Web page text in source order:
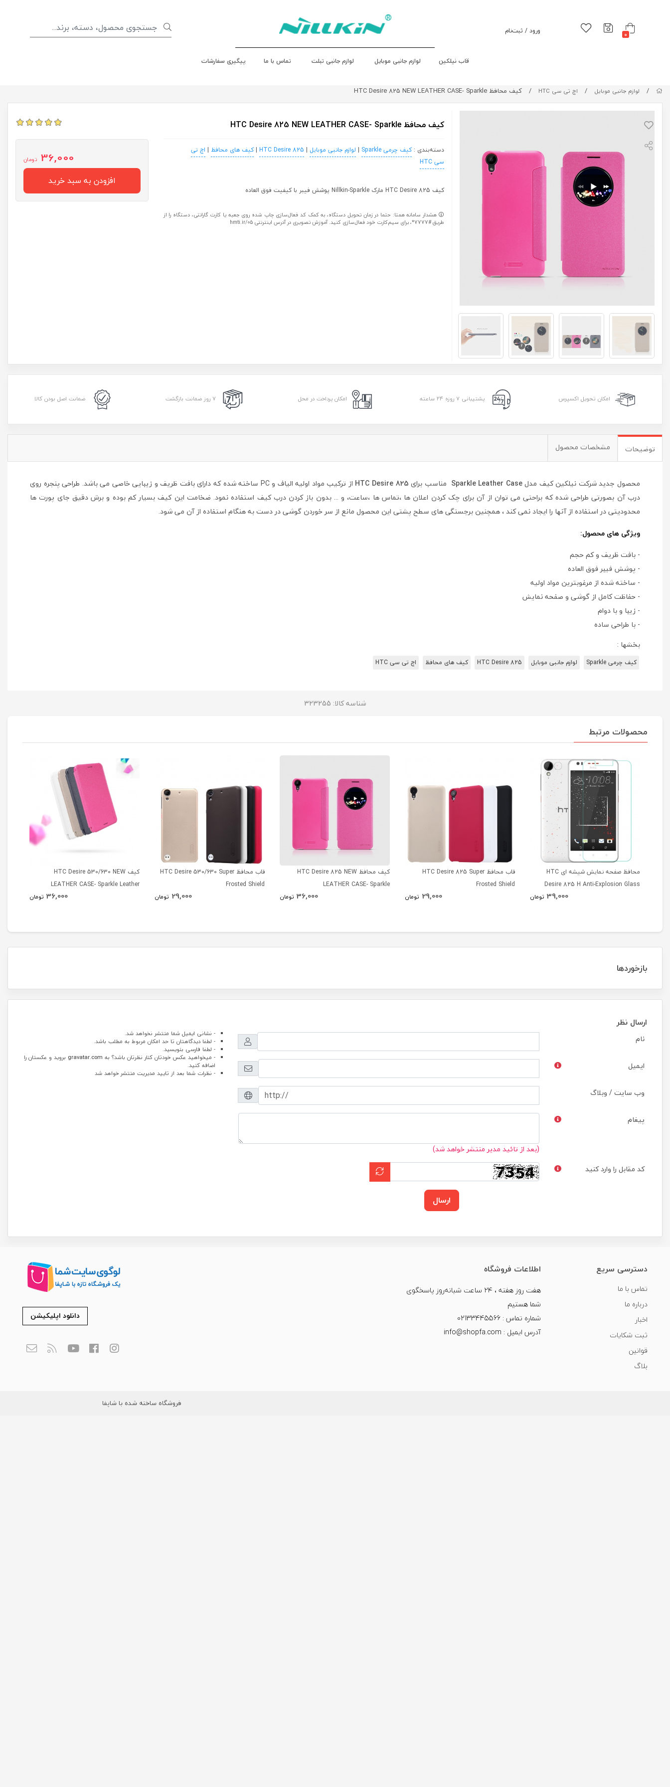
0 ورود / ثبت‌نام
قاب نیلکین لوازم جانبی موبایل لوازم جانبی تبلت تماس با ما پیگیری سفارشات
/ لوازم جانبی موبایل / اچ تی سی HTC / کیف محافظ HTC Desire 825 NEW LEATHER CASE- Sparkle
کیف محافظ HTC Desire 825 NEW LEATHER CASE- Sparkle
دسته‌بندی :کیف چرمی Sparkle | لوازم جانبی موبایل |
HTC Desire 825
|کیف های محافظ | اچ تی
سی HTC
کیف HTC Desire 825 مارک Nillkin-Sparkle پوشش فیبر با کیفیت فوق العاده
هشدار سامانه همتا: حتما در زمان تحویل دستگاه، به کمک کد فعال‌سازی چاپ شده روی جعبه یا کارت گارانتی، دستگاه را از
طریق #7777*، برای سیم‌کارت خود فعال‌سازی کنید. آموزش تصویری در آدرس اینترنتی hmti.ir/05
36,000 تومان
افزودن به سبد خرید
امکان تحویل اکسپرس پشتیبانی ۷ روزه ۲۴ ساعته امکان پرداخت در محل ۷ روز ضمانت بازگشت ضمانت اصل بودن کالا
توضیحات مشخصات محصول
محصول جدید شرکت نیلکین کیف مدلSparkle Leather Case مناسب برای HTC Desire 825
از ترکیب مواد اولیه الیاف و PC ساخته شده که دارای بافت ظریف و زیبایی خاصی می باشد. طراحی پنجره روی
درب آن بصورتی طراحی شده که براحتی می توان از آن برای چک کردن اعلان ها ،تماس ها ،ساعت، و ... بدون باز کردن درب کیف استفاده نمود. ضخامت این کیف بسیار کم بوده و برش دقیق جای پورت ها
محدودیتی در استفاده از آنها را ایجاد نمی کند ، همچنین برجستگی های سطح پشتی این محصول مانع از سر خوردن گوشی در دست به هنگام استفاده از آن می شود.
ویژگی های محصول:
- بافت ظریف و کم حجم
- پوشش فیبر فوق العاده
- ساخته شده از مرغوبترین مواد اولیه
- حفاظت کامل از گوشی و صفحه نمایش
- زیبا و با دوام
- با طراحی ساده
بخشها :
کیف چرمی Sparkle لوازم جانبی موبایل HTC Desire 825 کیف های محافظ اچ تی سی HTC
شناسه کالا: 323255
محصولات مرتبط
محافظ صفحه نمایش شیشه ای HTC
Desire 825 H Anti-Explosion Glass
39,000 تومان
قاب محافظ HTC Desire 825 Super
Frosted Shield
29,000 تومان
کیف محافظ HTC Desire 825 NEW
LEATHER CASE- Sparkle
36,000 تومان
قاب محافظ HTC Desire 530/630 Super
Frosted Shield
29,000 تومان
کیف HTC Desire 530/630 NEW
LEATHER CASE- Sparkle Leather
36,000 تومان
بازخوردها
ارسال نظر
نام
ایمیل
وب سایت / وبلاگ
پیغام
(بعد از تائید مدیر منتشر خواهد شد)
کد مقابل را وارد کنید
ارسال
- نشانی ایمیل شما منتشر نخواهد شد.
- لطفا دیدگاهتان تا حد امکان مربوط به مطلب باشد.
- لطفا فارسی بنویسید.
- میخواهید عکس خودتان کنار نظرتان باشد؟ به gravatar.com بروید و عکستان را
اضافه کنید.
- نظرات شما بعد از تایید مدیریت منتشر خواهد شد
دسترسی سریع
تماس با ما
درباره ما
اخبار
ثبت شکایات
قوانین
بلاگ
اطلاعات فروشگاه
هفت روز هفته ، ۲۴ ساعت شبانه‌روز پاسخگوی
شما هستیم
شماره تماس : 02133445566
آدرس ایمیل : info@shopfa.com
دانلود اپلیکیشن
فروشگاه ساخته شده با شاپفا